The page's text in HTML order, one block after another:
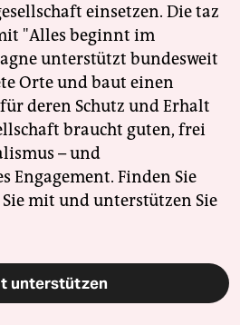
einsetzen. Die taz
"Alles beginnt im
unterstützt bundesweit
Orte und baut einen
deren Schutz und Erhalt
braucht guten, frei
– und
Engagement. Finden Sie
mit und unterstützen Sie
unterstützen